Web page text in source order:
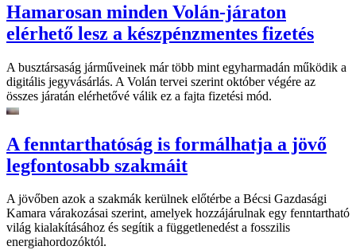
Hamarosan minden Volán-járaton
elérhető lesz a készpénzmentes fizetés
A busztársaság járműveinek már több mint egyharmadán működik a
digitális jegyvásárlás. A Volán tervei szerint október végére az
összes járatán elérhetővé válik ez a fajta fizetési mód.
A fenntarthatóság is formálhatja a jövő
legfontosabb szakmáit
A jövőben azok a szakmák kerülnek előtérbe a Bécsi Gazdasági
Kamara várakozásai szerint, amelyek hozzájárulnak egy fenntartható
világ kialakításához és segítik a függetlenedést a fosszilis
energiahordozóktól.